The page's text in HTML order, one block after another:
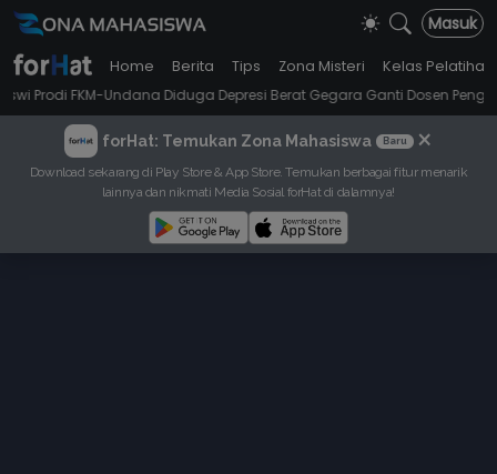
Masuk
Home Berita Tips Zona Misteri
Kelas Pelatihan
Undana Diduga Depresi Berat Gegara Ganti Dosen Penguji saat Mau
forHat: Temukan Zona Mahasiswa Baru ×
Download sekarang di Play Store & App Store. Temukan berbagai fitur menarik
lainnya dan nikmati Media Sosial forHat di dalamnya!